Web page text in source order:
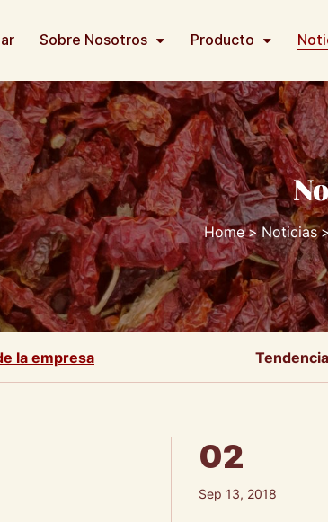
Sobre Nosotros Producto
Home Noticias
la empresa
02
Sep 13, 2018